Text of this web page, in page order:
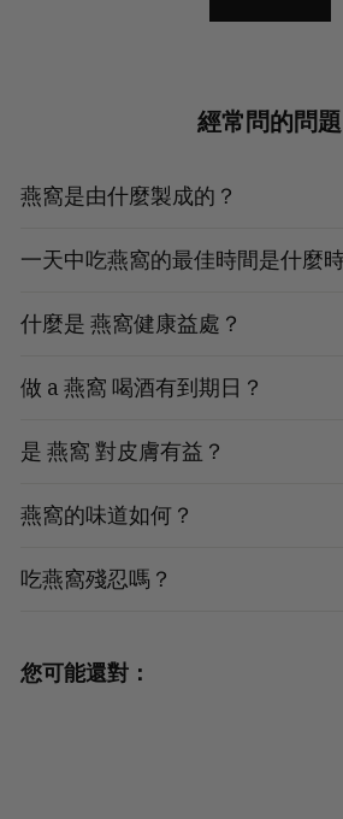
經常問的問題
燕窩是由什麼製成的？
一天中吃燕窩的最佳時間是什麼
什麼是 燕窩健康益處？
做 a 燕窩 喝酒有到期日？
是 燕窩 對皮膚有益？
燕窩的味道如何？
吃燕窩殘忍嗎？
您可能還對：